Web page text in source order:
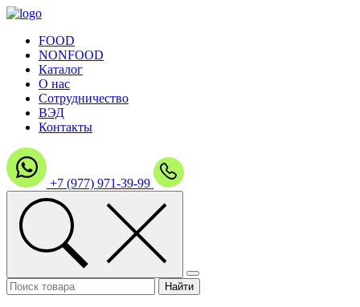
FOOD
NONFOOD
Каталог
О нас
Сотрудничество
ВЭД
Контакты
+7 (977) 971-39-99